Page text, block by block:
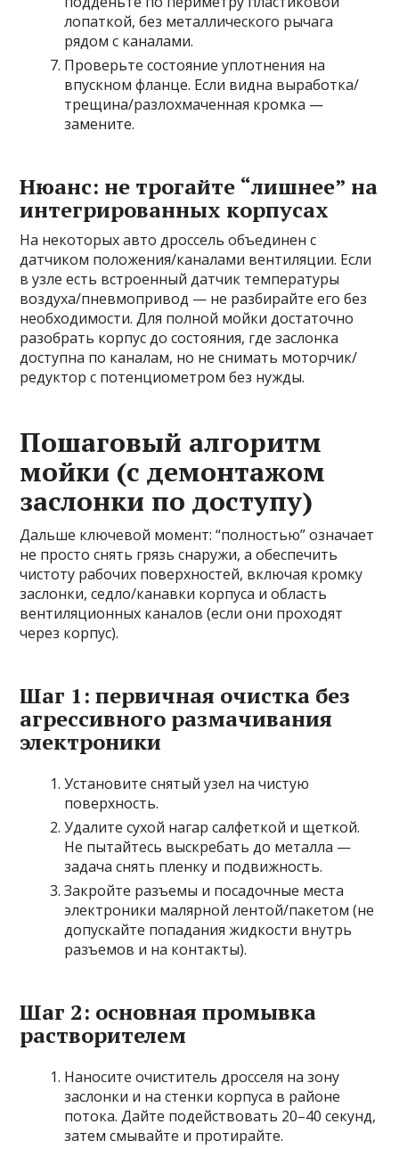
лопаткой, без металлического рычага
рядом с каналами.
Проверьте состояние уплотнения на
впускном фланце. Если видна выработка/
трещина/разлохмаченная кромка —
замените.
Нюанс: не трогайте “лишнее” на
интегрированных корпусах
На некоторых авто дроссель объединен с
датчиком положения/каналами вентиляции. Если
в узле есть встроенный датчик температуры
воздуха/пневмопривод — не разбирайте его без
необходимости. Для полной мойки достаточно
разобрать корпус до состояния, где заслонка
доступна по каналам, но не снимать моторчик/
редуктор с потенциометром без нужды.
Пошаговый алгоритм
мойки (с демонтажом
заслонки по доступу)
Дальше ключевой момент: “полностью” означает
не просто снять грязь снаружи, а обеспечить
чистоту рабочих поверхностей, включая кромку
заслонки, седло/канавки корпуса и область
вентиляционных каналов (если они проходят
через корпус).
Шаг 1: первичная очистка без
агрессивного размачивания
электроники
Установите снятый узел на чистую
поверхность.
Удалите сухой нагар салфеткой и щеткой.
Не пытайтесь выскребать до металла —
задача снять пленку и подвижность.
Закройте разъемы и посадочные места
электроники малярной лентой/пакетом (не
допускайте попадания жидкости внутрь
разъемов и на контакты).
Шаг 2: основная промывка
растворителем
Наносите очиститель дросселя на зону
заслонки и на стенки корпуса в районе
потока. Дайте подействовать 20–40 секунд,
затем смывайте и протирайте.